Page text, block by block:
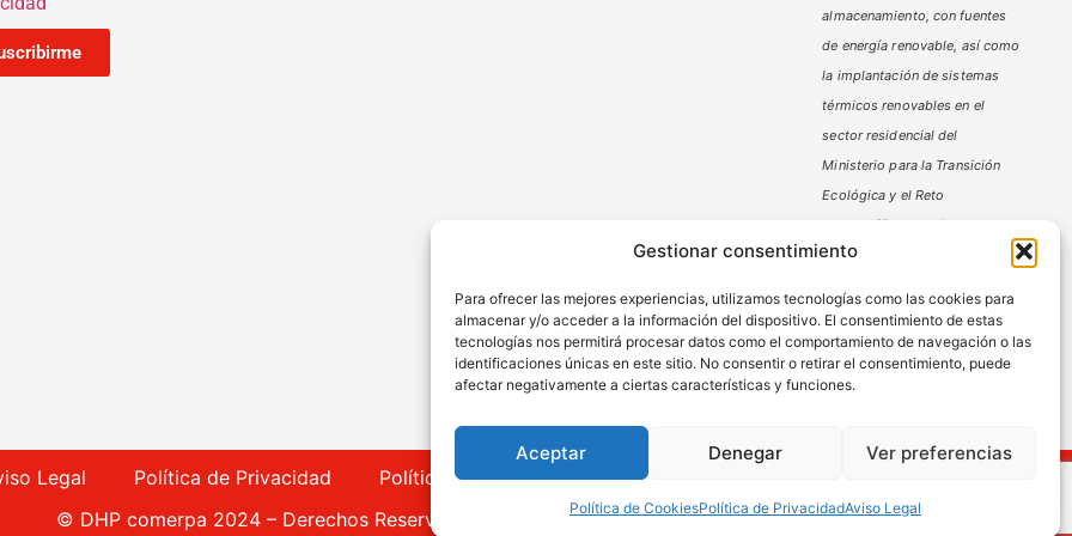
Gestionar consentimiento
Para ofrecer las mejores experiencias, utilizamos tecnologías como las cookies para
almacenar y/o acceder a la información del dispositivo. El consentimiento de estas
tecnologías nos permitirá procesar datos como el comportamiento de navegación o las
identificaciones únicas en este sitio. No consentir o retirar el consentimiento, puede
afectar negativamente a ciertas características y funciones.
Aceptar Denegar Ver preferencias
Política de CookiesPolítica de PrivacidadAviso Legal
almacenamiento, con fuentes
de energía renovable, así como
la implantación de sistemas
térmicos renovables en el
sector residencial del
Ministerio para la Transición
Ecológica y el Reto
Demográfico,
gestionado por
la Junta de Andalucía, a través
Energía.
Legal Política de Privacidad
Política de Cookies
© DHP comerpa 2024 – Derechos Reservados